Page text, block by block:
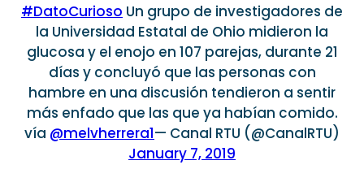
#DatoCurioso Un grupo de investigadores de
la Universidad Estatal de Ohio midieron la
glucosa y el enojo en 107 parejas, durante 21
días y concluyó que las personas con
hambre en una discusión tendieron a sentir
más enfado que las que ya habían comido.
vía @melvherrera1— Canal RTU (@CanalRTU)
January 7, 2019